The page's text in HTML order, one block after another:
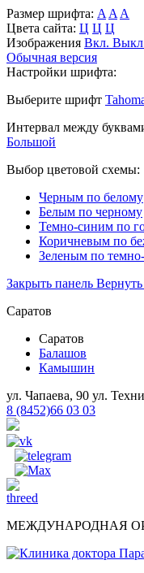
Размер шрифта: A A A
Цвета сайта: Ц Ц Ц
Изображения Вкл.
Обычная версия
Настройки шрифта:
Выберите шрифт
Интервал между
Большой
Выбор цветовой схемы:
Черным по белому
Белым по черному
Темно-синим по
Коричневым по
Зеленым по
Закрыть панель
Саратов
Саратов
Балашов
Камышин
ул. Чапаева, 90 ул.
8 (8452)66 03 03
МЕЖДУНАРОДНАЯ